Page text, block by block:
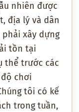
nhiên được
địa lý và dân
xây dựng
tồn tại
thể trước các
chơi
tôi có kế
trong tuần,